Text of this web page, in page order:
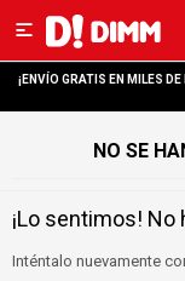

¡ENVÍO GRATIS EN MILES
NO SE
¡Lo sentimos!
Inténtalo nuevamente